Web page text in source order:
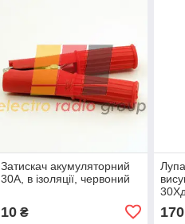
Затискач акумуляторний
30А, в ізоляції, червоний
10₴
— 8
170